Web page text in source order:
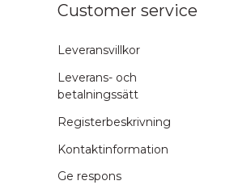
Customer service
Leveransvillkor
Leverans- och
betalningssätt
Registerbeskrivning
Kontaktinformation
Ge respons